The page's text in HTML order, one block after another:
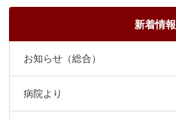
新着情報
お知らせ（総合）
病院より